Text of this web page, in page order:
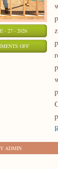
- 27 - 2026
OFFON
ADMIN